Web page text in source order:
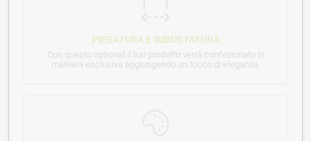
PIEGATURA E IMBUSTATURA
Con questo optional il tuo prodotto verrà confezionato in
maniera esclusiva aggiungendo un tocco di eleganza.